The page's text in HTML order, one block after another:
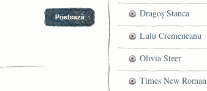
Dragoş Stanca
Lulu Cremeneanu
Olivia Steer
Times New Roman